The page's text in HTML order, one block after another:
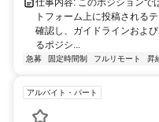
仕事内容: このポジションで
トフォーム上に投稿される
確認し、ガイドラインおよ
るポジシ...
急募 固定時間制 フルリモート 昇
アルバイト・パート